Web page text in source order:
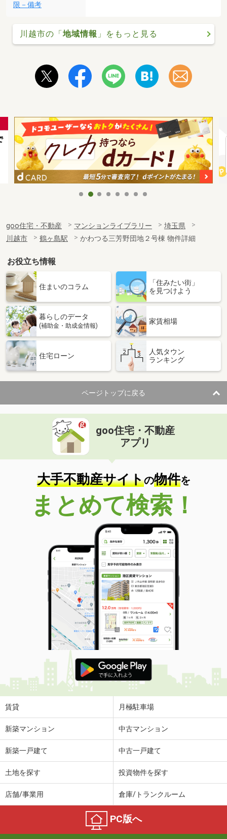
限－備考
川越市の「地域情報 」をもっと見る
goo住宅・不動産 マンションライブラリー
埼玉県
川越市
鶴ヶ島駅 かわつる三芳野団地２号棟 物件詳細
お役立ち情報
住まいのコラム
「住みたい街」
を見つけよう
暮らしのデータ
(補助金・助成金情報)
家賃相場
住宅ローン
人気タウン
ランキング
ページトップに戻る
goo住宅・不動産
アプリ
大手不動産サイトの物件を
まとめて検索！
賃貸 月極駐車場
新築マンション 中古マンション
新築一戸建て 中古一戸建て
土地を探す 投資物件を探す
店舗/事業用 倉庫/トランクルーム
PC版へ